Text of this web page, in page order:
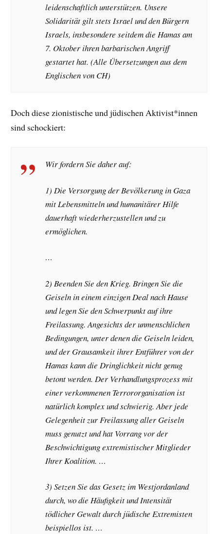
leidenschaftlich unterstützen. Unsere
Solidarität gilt stets Israel und den Bürgern
Israels, insbesondere seitdem die Hamas am
7. Oktober ihren barbarischen Angriff
gestartet hat. (Alle Übersetzungen aus dem
Englischen von CH)
Doch diese zionistische und jüdischen Aktivist*innen
sind schockiert:
Wir fordern Sie daher auf:
1) Die Versorgung der Bevölkerung in Gaza
mit Lebensmitteln und humanitärer Hilfe
dauerhaft wiederherzustellen und zu
ermöglichen.
…
2) Beenden Sie den Krieg. Bringen Sie die
Geiseln in einem einzigen Deal nach Hause
und legen Sie den Schwerpunkt auf ihre
Freilassung. Angesichts der unmenschlichen
Bedingungen, unter denen die Geiseln leiden,
und der Grausamkeit ihrer Entführer von der
Hamas kann die Dringlichkeit nicht genug
betont werden. Der Verhandlungsprozess mit
einer verkommenen Terrororganisation ist
natürlich komplex und schwierig. Aber jede
Gelegenheit zur Freilassung aller Geiseln
muss genutzt und hat Vorrang vor der
Beschwichtigung extremistischer Mitglieder
Ihrer Koalition. …
3) Setzen Sie das Gesetz im Westjordanland
durch, wo die Häufigkeit und Intensität
tödlicher Gewalt durch jüdische Extremisten
beispiellos ist. …